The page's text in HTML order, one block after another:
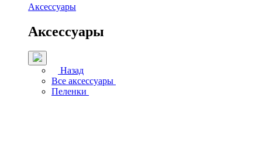
Аксессуары
Аксессуары
Назад
Все аксессуары
Пеленки